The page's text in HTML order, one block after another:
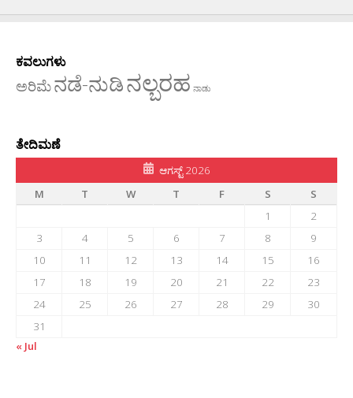
ಕವಲುಗಳು
ಅರಿಮೆನಡೆ-ನುಡಿನಲ್ಬರಹ ನಾಡು
ತೇದಿಮಣೆ
ಆಗಸ್ಟ್ 2026
M
T W T F S
S
1
2
3
4 5 6 7 8
9
10
11 12 13 14 15
16
17
18 19 20 21 22
23
24
25 26 27 28 29
30
31
« Jul